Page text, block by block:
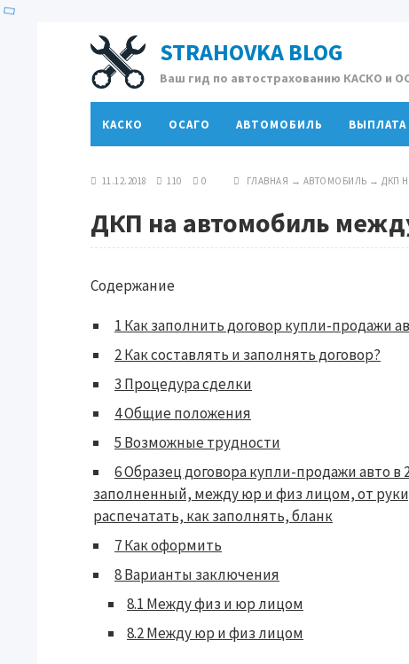
STRAHOVKA BLOG
Ваш гид по автострахованию КАСКО и
КАСКО ОСАГО АВТОМОБИЛЬ ВЫПЛАТА
11.12.2018 110 0 ГЛАВНАЯ → АВТОМОБИЛЬ → ДКП
ДКП на автомобиль
Содержание
1 Как заполнить договор купли-продажи
2Как составлять и заполнять договор?
3 Процедура сделки
4Общие положения
5 Возможные трудности
6Образец договора купли-продажи авто
заполненный, между юр и физ лицом, от
распечатать, как заполнять, бланк
7Как оформить
8Варианты заключения
8.1 Между физ и юр лицом
8.2Между юр и физ лицом